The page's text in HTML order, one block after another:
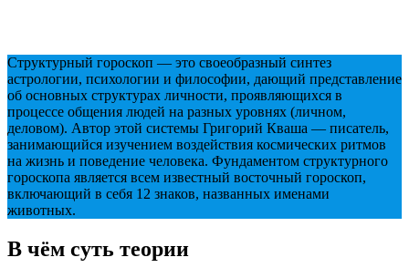
Структурный гороскоп — это своеобразный синтез
астрологии, психологии и философии, дающий представление
об основных структурах личности, проявляющихся в
процессе общения людей на разных уровнях (личном,
деловом). Автор этой системы Григорий Кваша — писатель,
занимающийся изучением воздействия космических ритмов
на жизнь и поведение человека. Фундаментом структурного
гороскопа является всем известный восточный гороскоп,
включающий в себя 12 знаков, названных именами
животных.
В чём суть теории